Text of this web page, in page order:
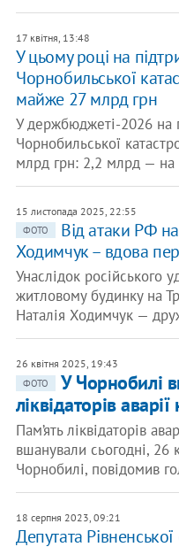
17 квітня, 13:48
У цьому році на
Чорнобильської
майже 27 млрд грн
У держбюджеті-2026 на
Чорнобильської
млрд грн: 2,2 млрд — на
15 листопада 2025, 22:55
ФОТО
Від атаки РФ
Ходимчук – вдова
Унаслідок російського
житловому будинку на
Наталія Ходимчук —
26 квітня 2025, 19:43
ФОТО
У Чорнобилі
ліквідаторів
Пам’ять ліквідаторів
вшанували сьогодні, 26
Чорнобилі, повідомив
18 серпня 2023, 09:21
Депутата